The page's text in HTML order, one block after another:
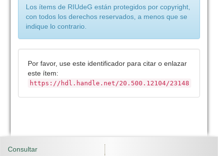
Los ítems de RIUdeG están protegidos por copyright,
con todos los derechos reservados, a menos que se
indique lo contrario.
Por favor, use este identificador para citar o enlazar
este ítem:
https://hdl.handle.net/20.500.12104/23148
Consultar